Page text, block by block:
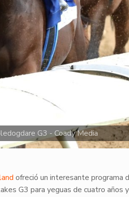
G3 - Coady Media
ofreció un interesante programa
G3 para yeguas de cuatro años